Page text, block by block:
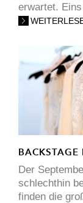
erwartet.
Der
schlechthin
finden die